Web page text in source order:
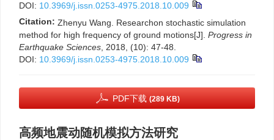
DOI: 10.3969/j.issn.0253-4975.2018.10.009
Citation: Zhenyu Wang. Researchon stochastic simulation
method for high frequency of ground motions[J]. Progress in
Earthquake Sciences , 2018, (10): 47-48.
DOI: 10.3969/j.issn.0253-4975.2018.10.009
PDF下载 (289 KB)
高频地震动随机模拟方法研究